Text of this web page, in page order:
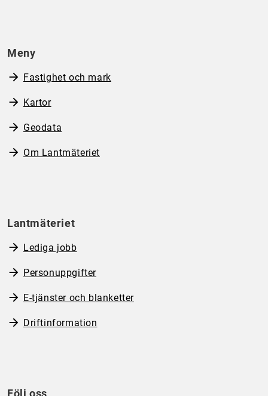
Meny
Fastighet och mark
Kartor
Geodata
Om Lantmäteriet
Lantmäteriet
Lediga jobb
Personuppgifter
E-tjänster och blanketter
Driftinformation